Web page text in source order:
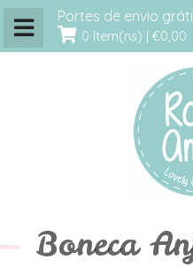
Portes de envio
0 Item(ns) | €0,00
Boneca